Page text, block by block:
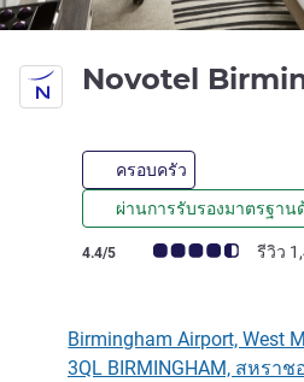
Novotel
ครอบครัว
ผ่านการรับรองมาตรฐา
คะแนนความคิดเห็นจากแขก (เรทติ้
4.4/5 รีวิว
Birmingham Airport, West
3QL BIRMINGHAM, สหรา